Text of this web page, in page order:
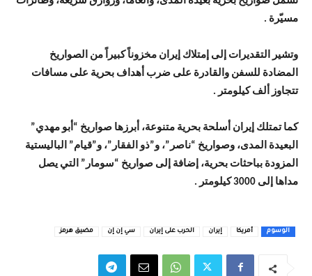
مسيّرة .
وتشير التقديرات إلى إمتلاك إيران مخزوناً كبيراً من الصواريخ
المضادة للسفن والقادرة على ضرب أهداف بحرية على مسافات
تتجاوز ألف كيلومتر .
كما تمتلك إيران أسلحة بحرية متنوعة، أبرزها صواريخ “أبو مهدي”
البعيدة المدى، وصواريخ “ناصر”، و”ذو الفقار”، و”قيام” الباليستية
المزودة بباحثات بحرية، إضافة إلى صواريخ “سومار” التي يصل
مداها إلى 3000 كيلومتر .
الوسوم أمريكا إيران الحرب على إيران سي إن إن مضيق هرمز